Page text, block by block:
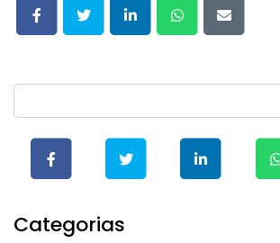
Categorias